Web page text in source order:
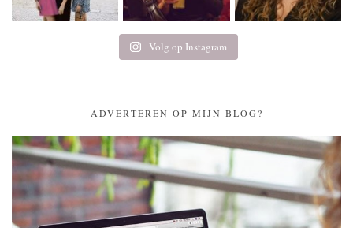
Volg op Instagram
ADVERTEREN OP MIJN BLOG?